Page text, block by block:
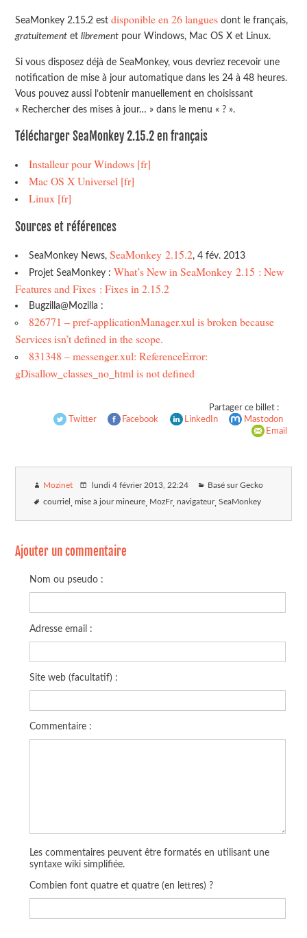
SeaMonkey 2.15.2 estdisponible en 26 langues dont le français,
gratuitement etlibrement pour Windows, Mac OS X et Linux.
Si vous disposez déjà de SeaMonkey, vous devriez recevoir une
notification de mise à jour automatique dans les 24 à 48 heures.
Vous pouvez aussi l’obtenir manuellement en choisissant
« Rechercher des mises à jour… » dans le menu « ? ».
Télécharger SeaMonkey 2.15.2 en français
Installeur pour Windows [fr]
Mac OS X Universel [fr]
Linux [fr]
Sources et références
SeaMonkey News, SeaMonkey 2.15.2, 4 fév. 2013
Projet SeaMonkey : What’s New in SeaMonkey 2.15 : New
Features and Fixes : Fixes in 2.15.2
Bugzilla@Mozilla :
826771 – pref-applicationManager.xul is broken because
Services isn’t defined in the scope.
831348 – messenger.xul: ReferenceError:
gDisallow_classes_no_html is not defined
Partager ce billet :
Twitter
Facebook LinkedIn
Mastodon
Email
Mozinet lundi 4 février 2013 , 22:24 Basé sur Gecko
courriel mise à jour mineure MozFr navigateur SeaMonkey
Ajouter un commentaire
Nom ou pseudo :
Adresse email :
Site web (facultatif) :
Commentaire :
Les commentaires peuvent être formatés en utilisant une
syntaxe wiki simplifiée.
Combien font quatre et quatre (en lettres) ?